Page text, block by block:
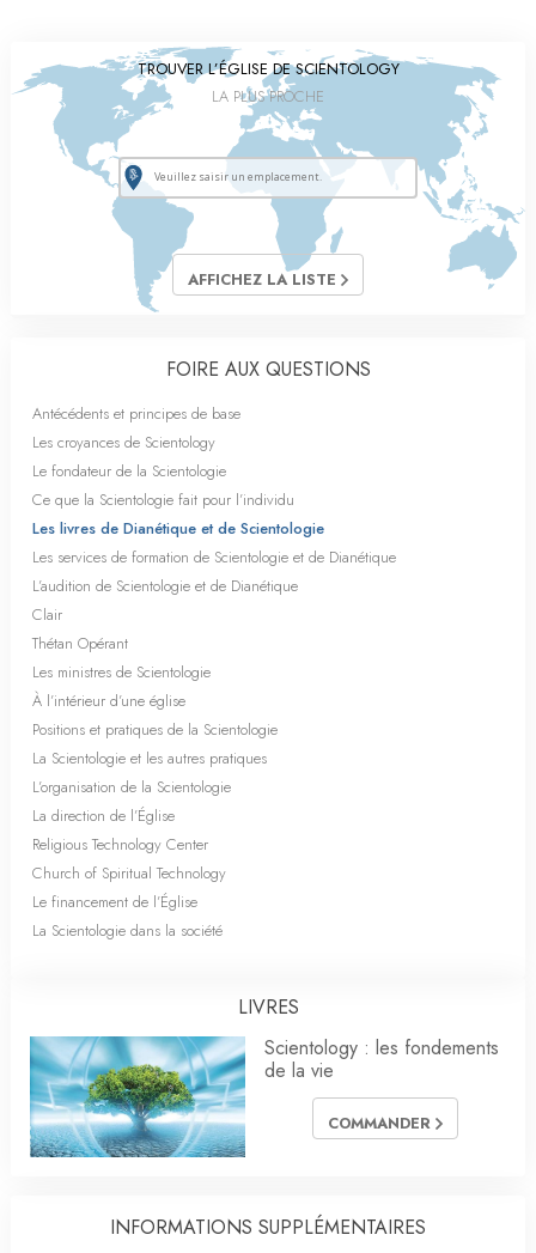
TROUVER L’ÉGLISE DE SCIENTOLOGY
LA PLUS PROCHE
AFFICHEZ LA LISTE
FOIRE AUX QUESTIONS
Antécédents et principes de base
Les croyances de Scientology
Le fondateur de la Scientologie
Ce que la Scientologie fait pour l’individu
Les livres de Dianétique et de Scientologie
Les services de formation de Scientologie et de Dianétique
L’audition de Scientologie et de Dianétique
Clair
Thétan Opérant
Les ministres de Scientologie
À l’intérieur d’une église
Positions et pratiques de la Scientologie
La Scientologie et les autres pratiques
L’organisation de la Scientologie
La direction de l’Église
Religious Technology Center
Church of Spiritual Technology
Le financement de l’Église
La Scientologie dans la société
LIVRES
Scientology : les fondements
de la vie
COMMANDER
INFORMATIONS SUPPLÉMENTAIRES